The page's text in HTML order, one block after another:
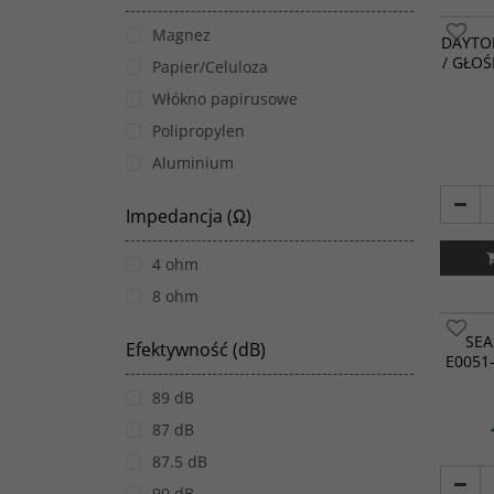
/
Magnez
Papier/Celuloza
Włókno papirusowe
Polipropylen
Aluminium
Impedancja (Ω)
4 ohm
8 ohm
Efektywność (dB)
89 dB
87 dB
87.5 dB